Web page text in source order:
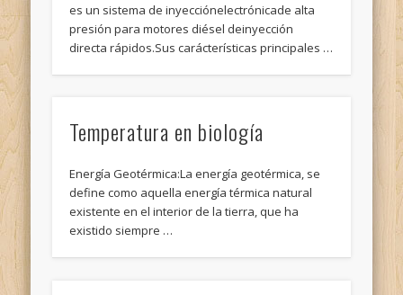
es un sistema de inyecciónelectrónicade alta
presión para motores diésel deinyección
directa rápidos.Sus carácterísticas principales …
Temperatura en biología
Energía Geotérmica:La energía geotérmica, se
define como aquella energía térmica natural
existente en el interior de la tierra, que ha
existido siempre …